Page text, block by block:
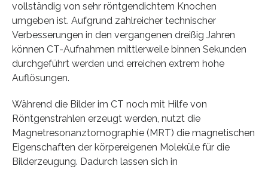
vollständig von sehr röntgendichtem Knochen
umgeben ist. Aufgrund zahlreicher technischer
Verbesserungen in den vergangenen dreißig Jahren
können CT-Aufnahmen mittlerweile binnen Sekunden
durchgeführt werden und erreichen extrem hohe
Auflösungen.
Während die Bilder im CT noch mit Hilfe von
Röntgenstrahlen erzeugt werden, nutzt die
Magnetresonanztomographie (MRT) die magnetischen
Eigenschaften der körpereigenen Moleküle für die
Bilderzeugung. Dadurch lassen sich in